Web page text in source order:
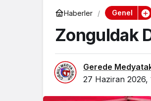
Haberler Genel
Zonguldak
Gerede
27 Haziran 2026,